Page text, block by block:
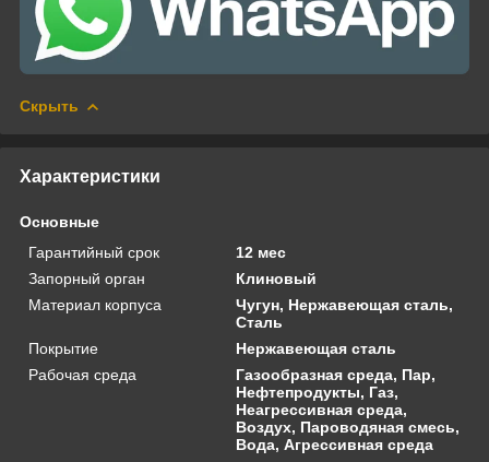
Скрыть
Характеристики
Основные
Гарантийный срок
12 мес
Запорный орган
Клиновый
Материал корпуса
Чугун, Нержавеющая сталь,
Сталь
Покрытие
Нержавеющая сталь
Рабочая среда
Газообразная среда, Пар,
Нефтепродукты, Газ,
Неагрессивная среда,
Воздух, Пароводяная смесь,
Вода, Агрессивная среда